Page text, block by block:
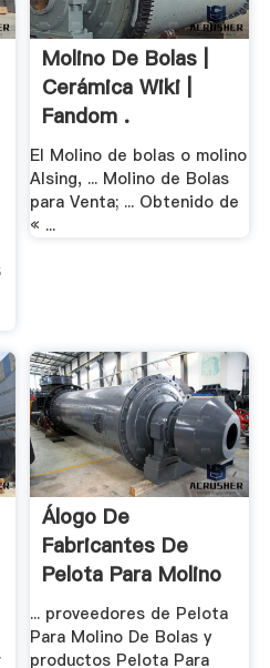
Molino De Bolas |
Cerámica Wiki |
Fandom .
El Molino de bolas o molino
Alsing, ... Molino de Bolas
para Venta; ... Obtenido de
« ...
Álogo De
Fabricantes De
Pelota Para Molino
De .
... proveedores de Pelota
Para Molino De Bolas y
productos Pelota Para